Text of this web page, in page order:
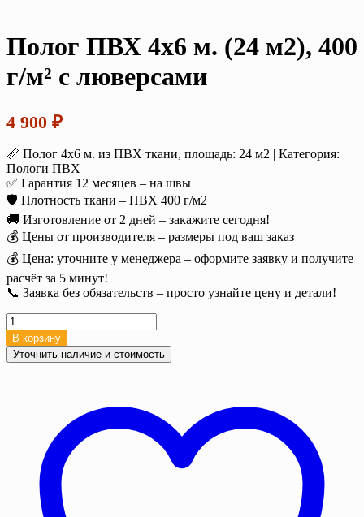
Полог ПВХ 4х6 м. (24 м2), 400
г/м² с люверсами
4 900 ₽
📏 Полог 4х6 м. из ПВХ ткани, площадь: 24 м2 | Категория:
Пологи ПВХ
✅ Гарантия 12 месяцев – на швы
🛡️ Плотность ткани – ПВХ 400 г/м2
🚚 Изготовление от 2 дней – закажите сегодня!
💰 Цены от производителя – размеры под ваш заказ
💰 Цена: уточните у менеджера – оформите заявку и получите
расчёт за 5 минут!
📞 Заявка без обязательств – просто узнайте цену и детали!
Количество
товара
Полог
ПВХ
люверсами
В корзину
Уточнить наличие и стоимость